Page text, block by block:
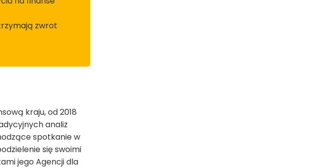
zwrot
kraju, od 2018
analiz
spotkanie w
się swoimi
jego Agencji dla